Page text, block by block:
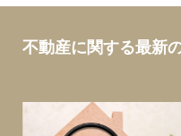
不動産に関する最新